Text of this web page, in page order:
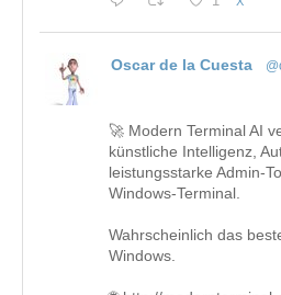
Oscar de la Cuesta
🚀 Modern Terminal AI
künstliche Intelligenz,
leistungsstarke Admin-
Windows-Terminal.
Wahrscheinlich das
Windows.